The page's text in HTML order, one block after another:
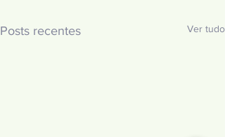
Posts recentes Ver tudo